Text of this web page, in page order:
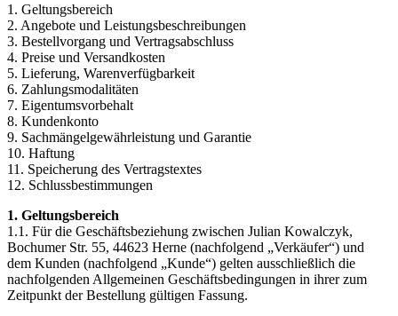
1. Geltungsbereich
2. Angebote und Leistungsbeschreibungen
3. Bestellvorgang und Vertragsabschluss
4. Preise und Versandkosten
5. Lieferung, Warenverfügbarkeit
6. Zahlungsmodalitäten
7. Eigentumsvorbehalt
8. Kundenkonto
9. Sachmängelgewährleistung und Garantie
10. Haftung
11. Speicherung des Vertragstextes
12. Schlussbestimmungen
1. Geltungsbereich
1.1. Für die Geschäftsbeziehung zwischen Julian Kowalczyk,
Bochumer Str. 55, 44623 Herne (nachfolgend „Verkäufer“) und
dem Kunden (nachfolgend „Kunde“) gelten ausschließlich die
nachfolgenden Allgemeinen Geschäftsbedingungen in ihrer zum
Zeitpunkt der Bestellung gültigen Fassung.